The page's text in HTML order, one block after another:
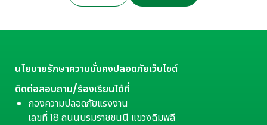
นโยบายรักษาความมั่นคงปลอดภัยเว็บไซต์
ติดต่อสอบถาม/ร้องเรียนได้ที่
กองความปลอดภัยแรงงาน
เลขที่ 18 ถนนบรมราชชนนี แขวงฉิมพลี